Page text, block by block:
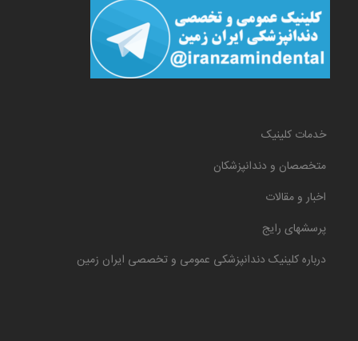
خدمات کلینیک
متخصصان و دندانپزشکان
اخبار و مقالات
پرسشهای رایج
درباره کلینیک دندانپزشکی عمومی و تخصصی ایران زمین